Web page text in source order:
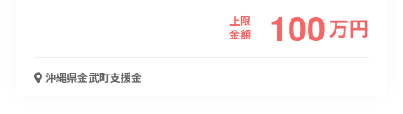
海外展開 設備投資
人材採用・雇用
人材育成・福利厚生
上限
金額
100万円
沖縄県金武町支援金